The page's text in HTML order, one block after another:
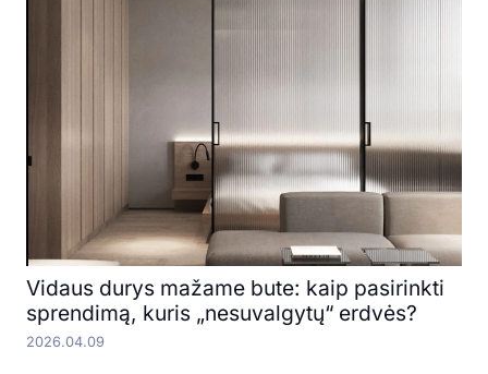
Vidaus durys mažame bute: kaip pasirinkti
sprendimą, kuris „nesuvalgytų“ erdvės?
2026.04.09